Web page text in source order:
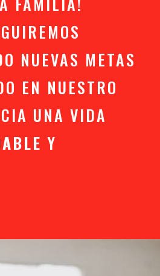
NUEVAS METAS
EN NUESTRO
UNA VIDA
Y